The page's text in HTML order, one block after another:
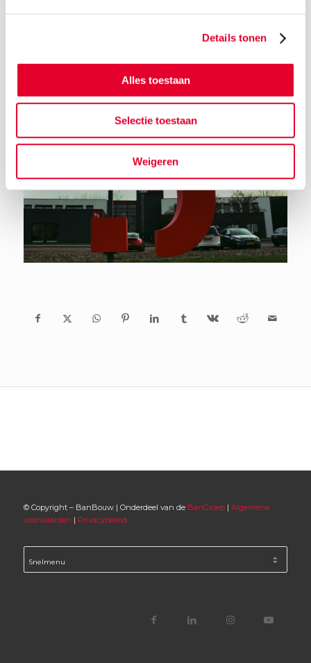
Details tonen
Alles toestaan
Selectie toestaan
Weigeren
© Copyright – BanBouw | Onderdeel van de BanGroep| Algemene
voorwaarden | Privacybeleid